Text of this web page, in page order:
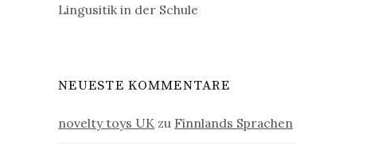
Lingusitik in der Schule
NEUESTE KOMMENTARE
novelty toys UK zu Finnlands Sprachen